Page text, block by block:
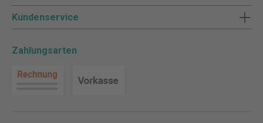
Kundenservice
Zahlungsarten